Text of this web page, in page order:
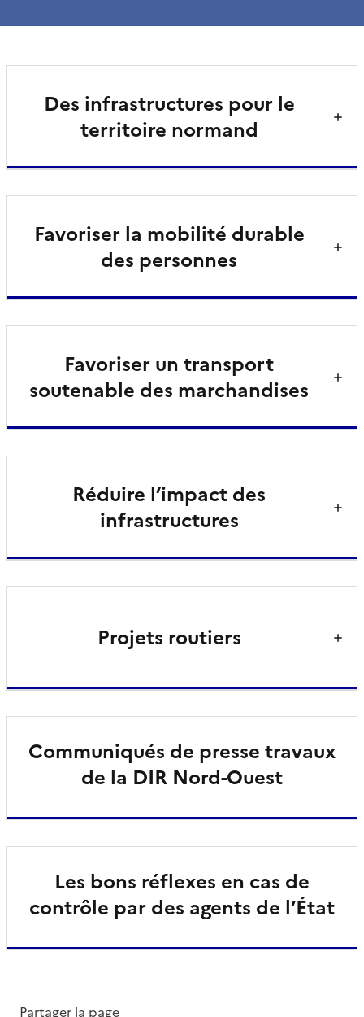
Des infrastructures pour le
territoire normand
Favoriser la mobilité durable
des personnes
Favoriser un transport
soutenable des marchandises
Réduire l’impact des
infrastructures
Projets routiers
Communiqués de presse travaux
de la DIR Nord-Ouest
Les bons réflexes en cas de
contrôle par des agents de l’État
Partager la page